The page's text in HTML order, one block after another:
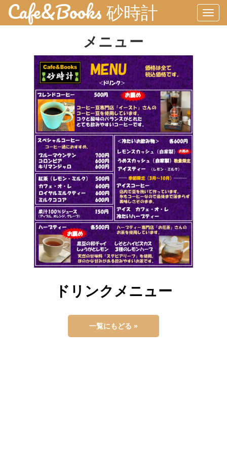
Cafe&Books 砂時計
メニュー
ドリンクメニュー
一覧にもどる »